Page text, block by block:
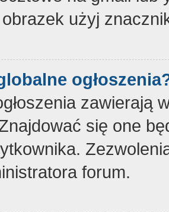
użyj
zawierają
się one
forum.